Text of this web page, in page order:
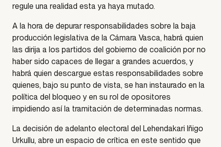
regule una realidad esta ya haya mutado.
A la hora de depurar responsabilidades sobre la baja
producción legislativa de la Cámara Vasca, habrá quien
las dirija a los partidos del gobierno de coalición por no
haber sido capaces de llegar a grandes acuerdos, y
habrá quien descargue estas responsabilidades sobre
quienes, bajo su punto de vista, se han instaurado en la
política del bloqueo y en su rol de opositores
impidiendo así la tramitación de determinadas normas.
La decisión de adelanto electoral del Lehendakari Iñigo
Urkullu, abre un espacio de crítica en este sentido que